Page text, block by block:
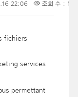
22:06 조회 수 : 12
fichiers
permettant